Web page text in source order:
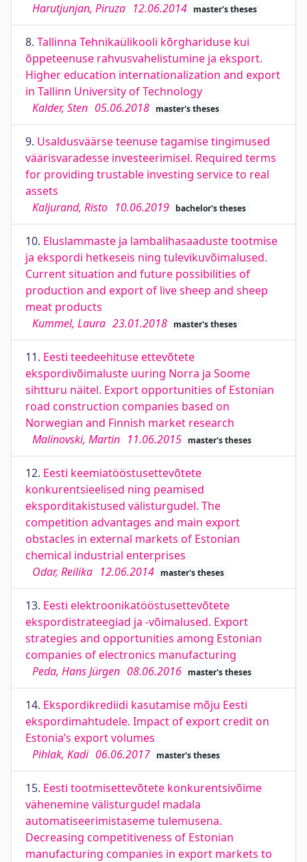
Harutjunjan, Piruza 12.06.2014 master's theses
8. Tallinna Tehnikaülikooli kõrghariduse kui
õppeteenuse rahvusvahelistumine ja eksport.
Higher education internationalization and export
in Tallinn University of Technology
Kalder, Sten 05.06.2018 master's theses
9. Usaldusväärse teenuse tagamise tingimused
väärisvaradesse investeerimisel. Required terms
for providing trustable investing service to real
assets
Kaljurand, Risto 10.06.2019 bachelor's theses
10. Eluslammaste ja lambalihasaaduste tootmise
ja ekspordi hetkeseis ning tulevikuvõimalused.
Current situation and future possibilities of
production and export of live sheep and sheep
meat products
Kummel, Laura 23.01.2018 master's theses
11. Eesti teedeehituse ettevõtete
ekspordivõimaluste uuring Norra ja Soome
sihtturu näitel. Export opportunities of Estonian
road construction companies based on
Norwegian and Finnish market research
Malinovski, Martin 11.06.2015 master's theses
12. Eesti keemiatööstusettevõtete
konkurentsieelised ning peamised
eksporditakistused välisturgudel. The
competition advantages and main export
obstacles in external markets of Estonian
chemical industrial enterprises
Odar, Reilika 12.06.2014 master's theses
13. Eesti elektroonikatööstusettevõtete
ekspordistrateegiad ja -võimalused. Export
strategies and opportunities among Estonian
companies of electronics manufacturing
Peda, Hans Jürgen 08.06.2016 master's theses
14. Ekspordikrediidi kasutamise mõju Eesti
ekspordimahtudele. Impact of export credit on
Estonia’s export volumes
Pihlak, Kadi 06.06.2017 master's theses
15. Eesti tootmisettevõtete konkurentsivõime
vähenemine välisturgudel madala
automatiseerimistaseme tulemusena.
Decreasing competitiveness of Estonian
manufacturing companies in export markets to